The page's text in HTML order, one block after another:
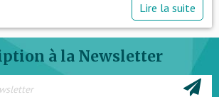
Lire la suite
à la Newsletter